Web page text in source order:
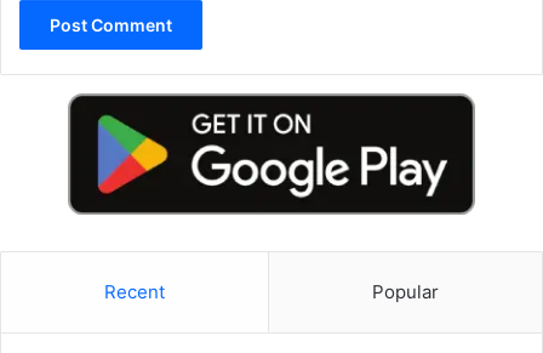
Recent Popular